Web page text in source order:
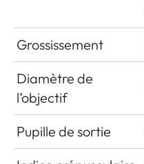
Grossissement
Diamètre de
l’objectif
Pupille de sortie